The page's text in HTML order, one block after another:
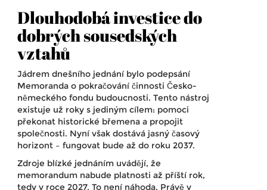
Dlouhodobá investice do
dobrých sousedských
vztahů
Jádrem dnešního jednání bylo podepsání
Memoranda o pokračování činnosti Česko-
německého fondu budoucnosti. Tento nástroj
existuje už roky s jediným cílem: pomoci
překonat historické břemena a propojit
společnosti. Nyní však dostává jasný časový
horizont – fungovat bude až do roku 2037.
Zdroje blízké jednáním uvádějí, že
memorandum nabude platnosti až příští rok,
tedy v roce 2027. To není náhoda. Právě v